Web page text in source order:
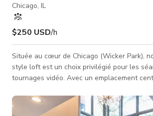
Chicago, IL
$250 USD/h
Située au cœur de Chicago (Wicker Park),
style loft est un choix privilégié pour les
tournages vidéo. Avec un emplacement
de Chicago. Notre plan ouvert au rez-de-chaussée offre un
espace fluide et polyvalent parfait pour